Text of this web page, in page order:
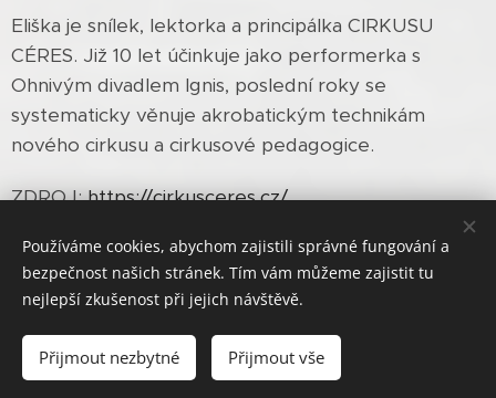
Eliška je snílek, lektorka a principálka CIRKUSU
CÉRES. Již 10 let účinkuje jako performerka s
Ohnivým divadlem Ignis, poslední roky se
systematicky věnuje akrobatickým technikám
nového cirkusu a cirkusové pedagogice.
ZDROJ:https://cirkusceres.cz/
Komenského 677, okres Chomutov
Používáme cookies, abychom zajistili správné fungování a
bezpečnost našich stránek. Tím vám můžeme zajistit tu
nejlepší zkušenost při jejich návštěvě.
Přijmout nezbytné Přijmout vše